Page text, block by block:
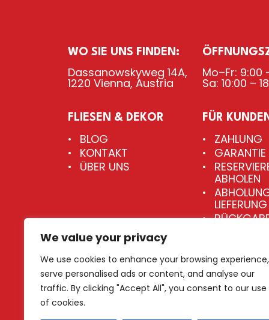
We value your privacy
We use cookies to enhance your browsing experience,
serve personalised ads or content, and analyse our
traffic. By clicking "Accept All", you consent to our use
of cookies.
WO SIE UNS FINDEN:
Dassanowskyweg 14A,
1220 Vienna, Austria
Mo–Fr: 9:00
Sa: 10:00 –
FLIESEN & DEKOR
BLOG
KONTAKT
ÜBER UNS
FÜR
ZAHLUNG
GARANTIE
ABHOLEN
LIEFERUNG
DER